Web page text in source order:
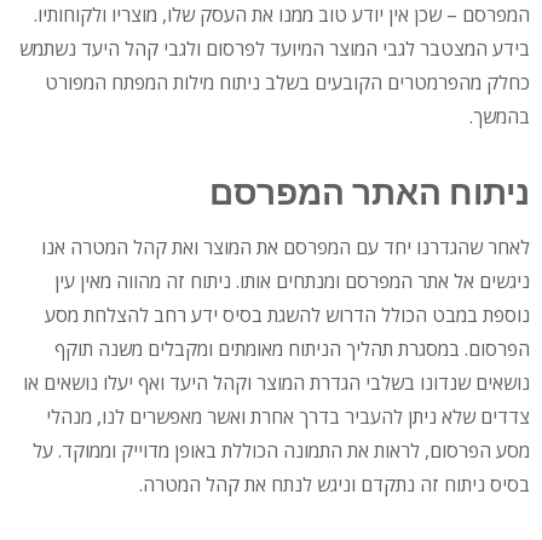
המפרסם – שכן אין יודע טוב ממנו את העסק שלו, מוצריו ולקוחותיו.
בידע המצטבר לגבי המוצר המיועד לפרסום ולגבי קהל היעד נשתמש
כחלק מהפרמטרים הקובעים בשלב ניתוח מילות המפתח המפורט
בהמשך.
ניתוח האתר המפרסם
לאחר שהגדרנו יחד עם המפרסם את המוצר ואת קהל המטרה אנו
ניגשים אל אתר המפרסם ומנתחים אותו. ניתוח זה מהווה מאין עין
נוספת במבט הכולל הדרוש להשגת בסיס ידע רחב להצלחת מסע
הפרסום. במסגרת תהליך הניתוח מאומתים ומקבלים משנה תוקף
נושאים שנדונו בשלבי הגדרת המוצר וקהל היעד ואף יעלו נושאים או
צדדים שלא ניתן להעביר בדרך אחרת ואשר מאפשרים לנו, מנהלי
מסע הפרסום, לראות את התמונה הכוללת באופן מדוייק וממוקד. על
בסיס ניתוח זה נתקדם וניגש לנתח את קהל המטרה.